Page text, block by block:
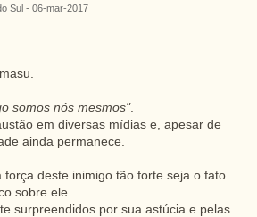
Sul - 06-mar-2017
somos nós mesmos".
em diversas mídias e, apesar de
ainda permanece.
força deste inimigo tão forte seja o fato
sobre ele.
surpreendidos por sua astúcia e pelas